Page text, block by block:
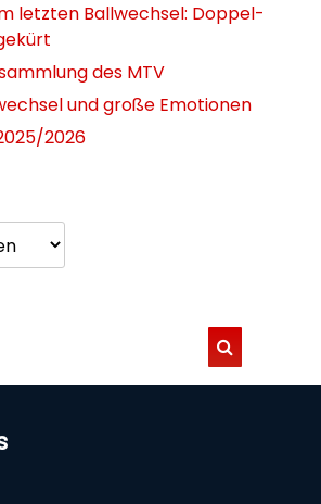
letzten Ballwechsel: Doppel-
des MTV
und große Emotionen
2026